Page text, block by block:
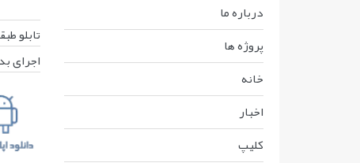
درباره ما
پروژه ها
خانه
اخبار
کليپ
تابلو
اجرای